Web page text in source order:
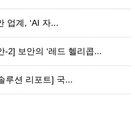
업계, ‘AI 자...
-2] 보안의 ‘레드 헬리콥...
루션 리포트] 국...